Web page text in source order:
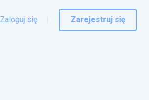
Zaloguj się Zarejestruj się